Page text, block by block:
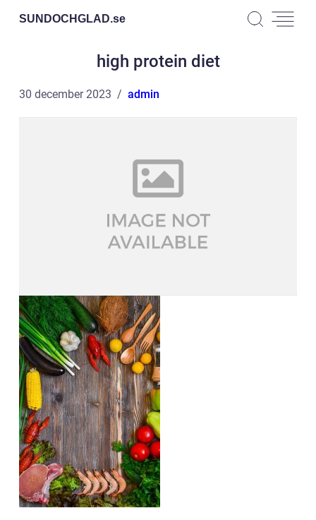
SUNDOCHGLAD.se
high protein diet
30 december 2023 admin